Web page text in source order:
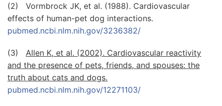
(2) Vormbrock JK, et al. (1988). Cardiovascular
effects of human-pet dog interactions.
pubmed.ncbi.nlm.nih.gov/3236382/
(3) Allen K, et al. (2002). Cardiovascular reactivity
and the presence of pets, friends, and spouses: the
truth about cats and dogs.
pubmed.ncbi.nlm.nih.gov/12271103/